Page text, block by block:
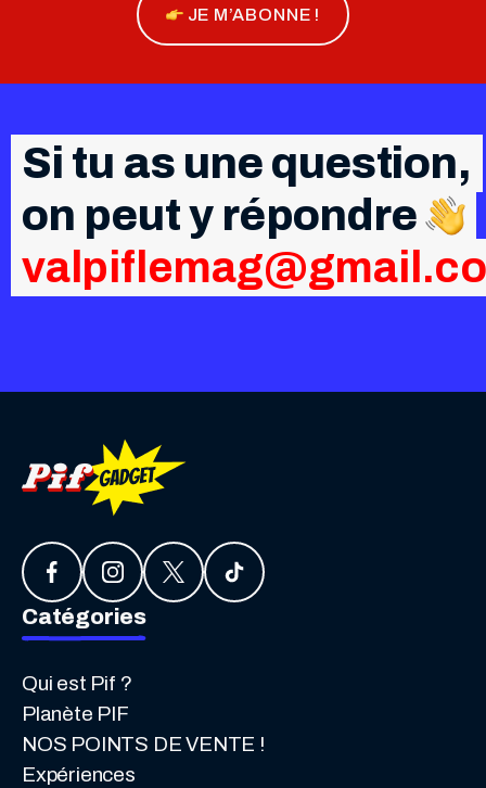
JE M’ABONNE !
Si tu as une question,
on peut y répondre
Catégories
Qui est Pif ?
Planète PIF
NOS POINTS DE VENTE !
Expériences